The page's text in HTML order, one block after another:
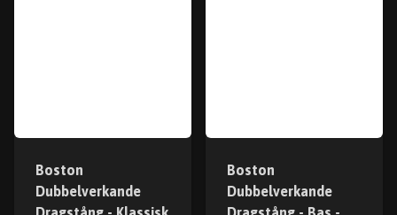
Boston
Dubbelverkande
Boston
Dubbelverkande